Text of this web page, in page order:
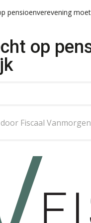
pensioenverevening
op
Fiscaal Vanmorgen